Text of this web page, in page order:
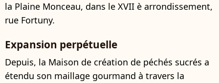
la Plaine Monceau, dans le XVII è arrondissement,
rue Fortuny.
Expansion perpétuelle
Depuis, la Maison de création de péchés sucrés a
étendu son maillage gourmand à travers la